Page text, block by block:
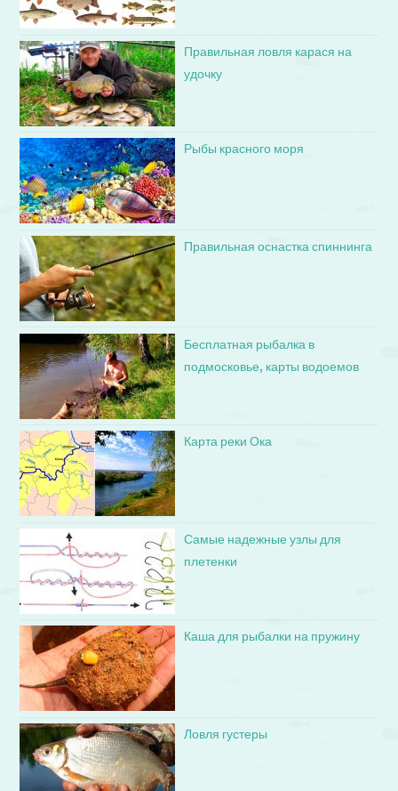
Правильная ловля карася на
удочку
Рыбы красного моря
Правильная оснастка спиннинга
Бесплатная рыбалка в
подмосковье, карты водоемов
Карта реки Ока
Самые надежные узлы для
плетенки
Каша для рыбалки на пружину
Ловля густеры